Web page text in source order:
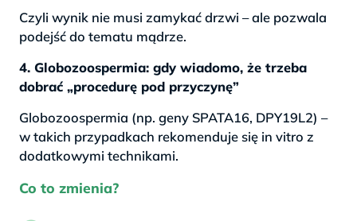
Czyli wynik nie musi zamykać drzwi – ale pozwala
podejść do tematu mądrze.
4. Globozoospermia: gdy wiadomo, że trzeba
dobrać „procedurę pod przyczynę”
Globozoospermia (np. geny SPATA16, DPY19L2) –
w takich przypadkach rekomenduje się in vitro z
dodatkowymi technikami.
Co to zmienia?